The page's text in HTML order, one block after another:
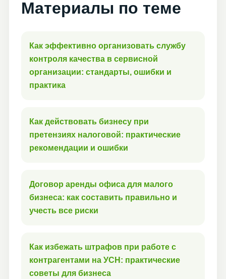
Материалы по теме
Как эффективно организовать службу
контроля качества в сервисной
организации: стандарты, ошибки и
практика
Как действовать бизнесу при
претензиях налоговой: практические
рекомендации и ошибки
Договор аренды офиса для малого
бизнеса: как составить правильно и
учесть все риски
Как избежать штрафов при работе с
контрагентами на УСН: практические
советы для бизнеса